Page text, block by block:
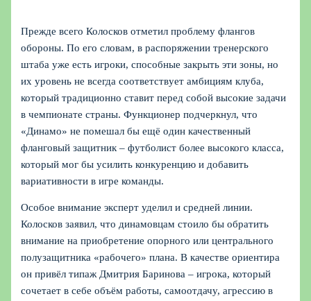
Прежде всего Колосков отметил проблему флангов
обороны. По его словам, в распоряжении тренерского
штаба уже есть игроки, способные закрыть эти зоны, но
их уровень не всегда соответствует амбициям клуба,
который традиционно ставит перед собой высокие задачи
в чемпионате страны. Функционер подчеркнул, что
«Динамо» не помешал бы ещё один качественный
фланговый защитник – футболист более высокого класса,
который мог бы усилить конкуренцию и добавить
вариативности в игре команды.
Особое внимание эксперт уделил и средней линии.
Колосков заявил, что динамовцам стоило бы обратить
внимание на приобретение опорного или центрального
полузащитника «рабочего» плана. В качестве ориентира
он привёл типаж Дмитрия Баринова – игрока, который
сочетает в себе объём работы, самоотдачу, агрессию в